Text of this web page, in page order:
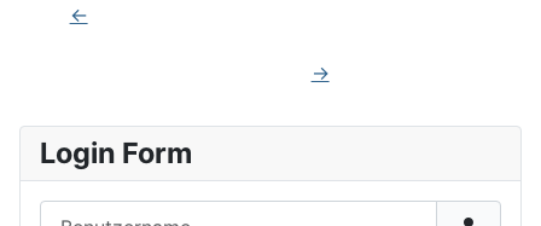
←
→
Login Form